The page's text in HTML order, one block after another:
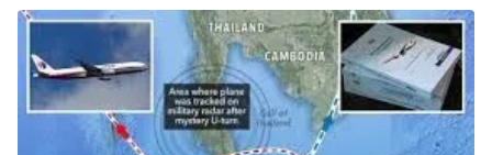
THỜI BÁO VTV
Theo dõi báo trên